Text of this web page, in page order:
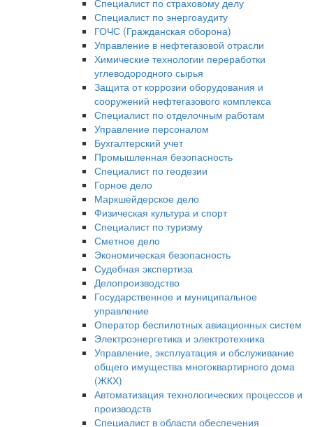
Специалист по энергоаудиту
ГОЧС (Гражданская оборона)
Управление в нефтегазовой отрасли
Химические технологии переработки
углеводородного сырья
Защита от коррозии оборудования и
сооружений нефтегазового комплекса
Специалист по отделочным работам
Управление персоналом
Бухгалтерский учет
Промышленная безопасность
Специалист по геодезии
Горное дело
Маркшейдерское дело
Физическая культура и спорт
Специалист по туризму
Сметное дело
Экономическая безопасность
Судебная экспертиза
Делопроизводство
Государственное и муниципальное
управление
Оператор беспилотных авиационных систем
Электроэнергетика и электротехника
Управление, эксплуатация и обслуживание
общего имущества многоквартирного дома
(ЖКХ)
Автоматизация технологических процессов и
производств
Специалист в области обеспечения